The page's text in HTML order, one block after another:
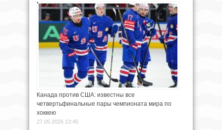
Канада против США: известны все
четвертьфинальные пары чемпионата мира по
хоккею
27.05.2026 13:45